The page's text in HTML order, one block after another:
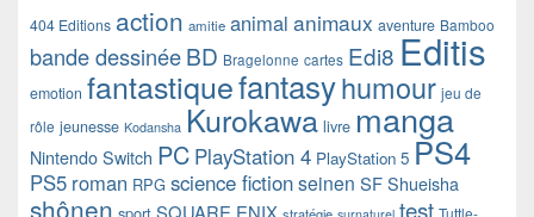
404 Editions action amitie animal animaux aventure Bamboo
bande dessinéeBD Bragelonne cartes Edi8 Editis
emotion fantastiquefantasyhumour jeu de
rôle jeunesse Kodansha Kurokawa livre manga
Nintendo Switch PC PlayStation 4 PlayStation 5 PS4
PS5 roman RPG science fictionseinen SF Shueisha
shônen sport SQUARE ENIX stratégie test Tuttle-